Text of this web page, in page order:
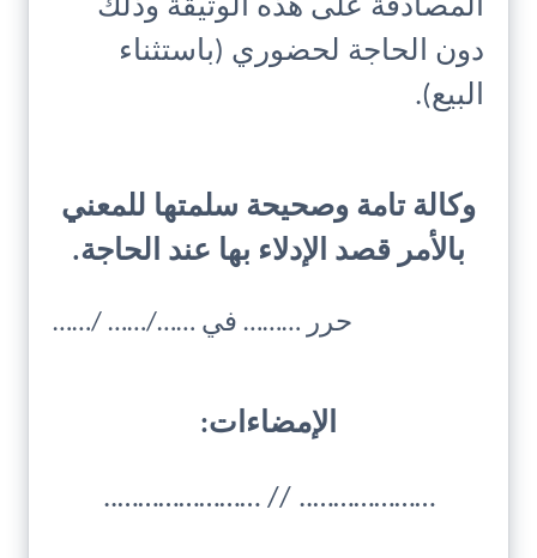
المصادقة على هذه الوثيقة وذلك
دون الحاجة لحضوري (باستثناء
البيع).
وكالة تامة وصحيحة سلمتها للمعني
بالأمر قصد الإدلاء بها عند الحاجة.
حرر ……… في ……/…… /……
الإمضاءات:
……………….. // …………………..